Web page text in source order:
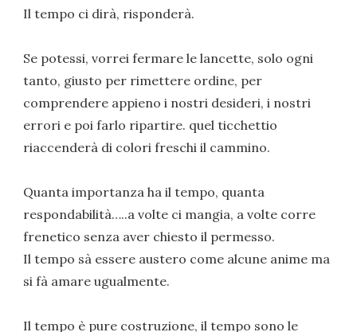
Il tempo ci dirà, risponderà.
Se potessi, vorrei fermare le lancette, solo ogni
tanto, giusto per rimettere ordine, per
comprendere appieno i nostri desideri, i nostri
errori e poi farlo ripartire. quel ticchettio
riaccenderà di colori freschi il cammino.
Quanta importanza ha il tempo, quanta
respondabilità…..a volte ci mangia, a volte corre
frenetico senza aver chiesto il permesso.
Il tempo sà essere austero come alcune anime ma
si fà amare ugualmente.
Il tempo è pure costruzione, il tempo sono le